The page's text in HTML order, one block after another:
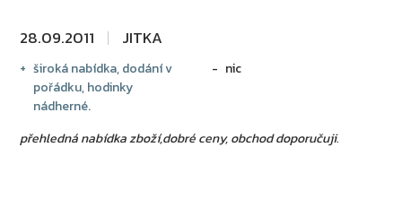
28.09.2011 JITKA
široká nabídka, dodání v
pořádku, hodinky
nádherné.
nic
přehledná nabídka zboží,dobré ceny, obchod doporučuji.